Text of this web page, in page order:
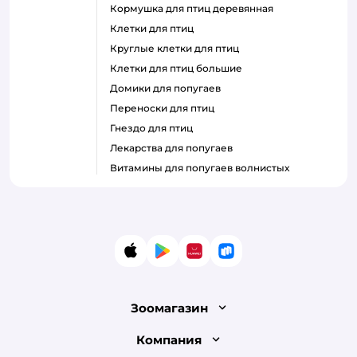
кормушка для птиц деревянная
клетки для птиц
круглые клетки для птиц
клетки для птиц большие
домики для попугаев
переноски для птиц
гнездо для птиц
лекарства для попугаев
витамины для попугаев волнистых
App StoreGoogle Play
AppGallery
RuStore
Зоомагазин
Лицензия
Компания